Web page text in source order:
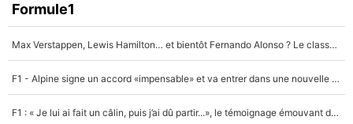
Formule1
Max Verstappen, Lewis Hamilton… et bientôt Fernando Alonso ? Le classement des pilotes les mieux payés en Formule 1 risque de changer !
F1 - Alpine signe un accord «impensable» et va entrer dans une nouvelle dimension : Grande nouvelle pour Pierre Gasly !
F1 : « Je lui ai fait un câlin, puis j’ai dû partir...», le témoignage émouvant de Max Verstappen sur sa fille